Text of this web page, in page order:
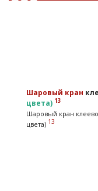
Шаровый кран
цвета) 13
Шаровый кран
цвета) 13